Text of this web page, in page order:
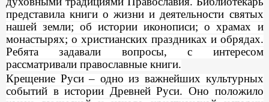
представила книги о жизни и деятельности святых
нашей земли; об истории иконописи; о храмах и
монастырях; о христианских праздниках и обрядах.
Ребята задавали вопросы, с интересом
рассматривали православные книги.
Крещение Руси – одно из важнейших культурных
событий в истории Древней Руси. Оно положило